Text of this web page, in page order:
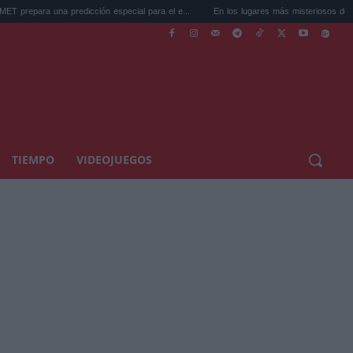
una predicción especial para el e... En los lugares más misteriosos del planeta:
TIEMPO VIDEOJUEGOS